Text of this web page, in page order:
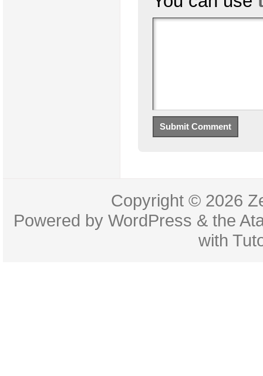
Copyright © 2026
Powered byWordPress & the
with